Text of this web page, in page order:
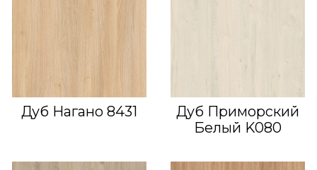
Дуб Нагано 8431
Дуб Приморский
Белый K080